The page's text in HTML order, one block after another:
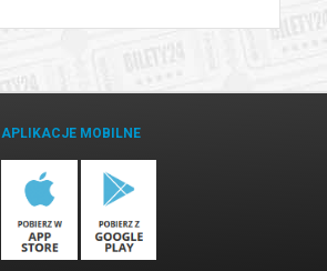
APLIKACJE MOBILNE